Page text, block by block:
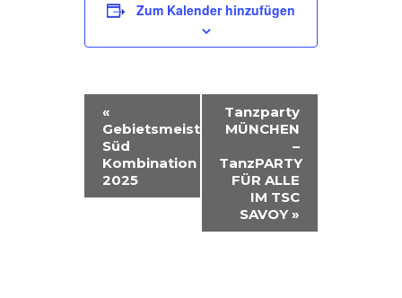
Zum Kalender hinzufügen
V
R
A
«
Gebietsmeisterschaft
Süd
Kombination
2025
Tanzparty
MÜNCHEN
–
TanzPARTY
FÜR ALLE
IM TSC
SAVOY»